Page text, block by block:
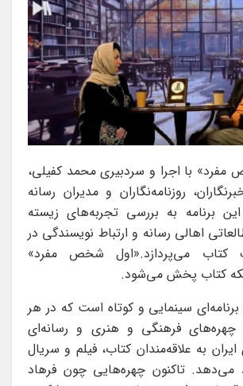
مفرد» با اجرا و سردبیری محمد کفیلی،
روزنامه‌نگاران و مدیران رسانه
برنامه به بررسی تجربه‌های زیسته
اهالی رسانه و ارتباط نویسندگی در
کتاب می‌پردازد.«اول شخص مفرد»
کتاب پخش می‌شود.
سینمایی و کوتاه است که در هر
فرهنگی و هنری و رسانه‌ای
به علاقه‌مندان کتاب، فیلم و سریال
می‌دهد. تاکنون چهره‌هایی چون فرهاد